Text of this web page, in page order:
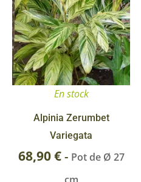
En stock
Alpinia Zerumbet
Variegata
68,90€- Pot de Ø 27